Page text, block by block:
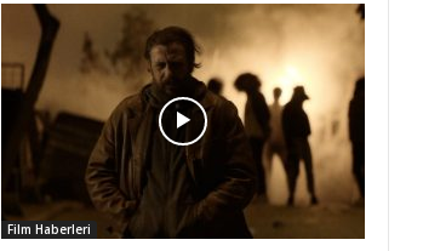
Film Haberleri